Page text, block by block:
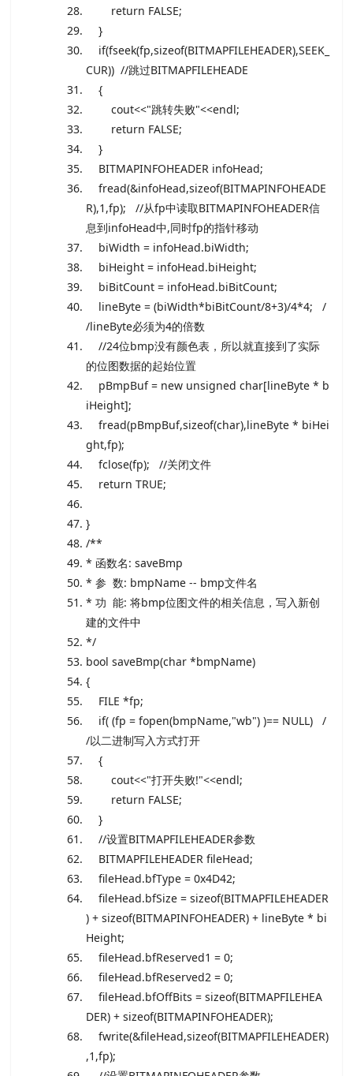
return FALSE;
}
if(fseek(fp,sizeof(BITMAPFILEHEADER),SEEK_
CUR))//跳过BITMAPFILEHEADE
{
cout<<"跳转失败"<<endl;
return FALSE;
}
BITMAPINFOHEADER infoHead;
fread(&infoHead,sizeof(BITMAPINFOHEADE
R),1,fp);//从fp中读取BITMAPINFOHEADER信
息到infoHead中,同时fp的指针移动
biWidth = infoHead.biWidth;
biHeight = infoHead.biHeight;
biBitCount = infoHead.biBitCount;
lineByte = (biWidth*biBitCount/8+3)/4*4;/
/lineByte必须为4的倍数
//24位bmp没有颜色表，所以就直接到了实际
的位图数据的起始位置
pBmpBuf = new unsignedchar[lineByte * b
iHeight];
fread(pBmpBuf,sizeof(char),lineByte * biHei
ght,fp);
fclose(fp);//关闭文件
return TRUE;
}
/**
* 函数名: saveBmp
* 参 数: bmpName -- bmp文件名
* 功 能: 将bmp位图文件的相关信息，写入新创
建的文件中
*/
bool saveBmp(char *bmpName)
{
FILE *fp;
if( (fp = fopen(bmpName,"wb") )== NULL)/
/以二进制写入方式打开
{
cout<<"打开失败!"<<endl;
return FALSE;
}
//设置BITMAPFILEHEADER参数
BITMAPFILEHEADER fileHead;
fileHead.bfType = 0x4D42;
fileHead.bfSize =sizeof(BITMAPFILEHEADER
) +sizeof(BITMAPINFOHEADER) + lineByte * bi
Height;
fileHead.bfReserved1 = 0;
fileHead.bfReserved2 = 0;
fileHead.bfOffBits =sizeof(BITMAPFILEHEA
DER) +sizeof(BITMAPINFOHEADER);
fwrite(&fileHead,sizeof(BITMAPFILEHEADER)
,1,fp);